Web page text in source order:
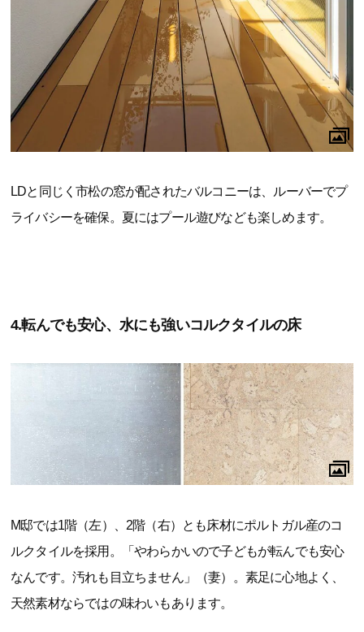
LDと同じく市松の窓が配されたバルコニーは、ルーバーでプ
ライバシーを確保。夏にはプール遊びなども楽しめます。
4.転んでも安心、水にも強いコルクタイルの床
M邸では1階（左）、2階（右）とも床材にポルトガル産のコ
ルクタイルを採用。「やわらかいので子どもが転んでも安心
なんです。汚れも目立ちません」（妻）。素足に心地よく、
天然素材ならではの味わいもあります。